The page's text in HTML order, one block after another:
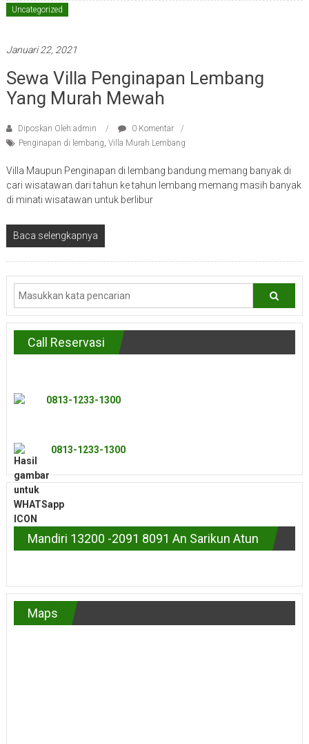
Uncategorized
Januari 22, 2021
Sewa Villa Penginapan Lembang
Yang Murah Mewah
Diposkan Oleh:admin
0 Komentar
Penginapan di lembang, Villa Murah Lembang
Villa Maupun Penginapan di lembang bandung memang banyak di
cari wisatawan dari tahun ke tahun lembang memang masih banyak
di minati wisatawan untuk berlibur
Baca selengkapnya
Call Reservasi
0813-1233-1300
0813-1233-1300
Mandiri 13200 -2091 8091 An Sarikun Atun
Maps